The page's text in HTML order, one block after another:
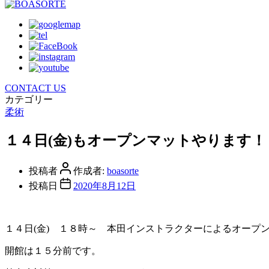
CONTACT US
カテゴリー
柔術
１４日(金)もオープンマットやります！
投稿者 作成者: boasorte
投稿日
2020年8月12日
１４日(金) １８時～ 本田インストラクターによるオープン
開館は１５分前です。